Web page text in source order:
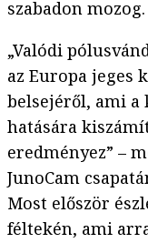
szabadon mozog.
„Valódi
az Europa jeges
belsejéről, ami a
hatására
eredményez” –
JunoCam
Most először
féltekén, ami